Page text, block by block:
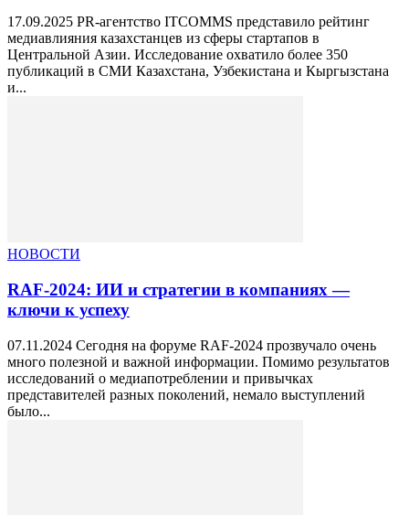
17.09.2025 PR-агентство ITCOMMS представило рейтинг
медиавлияния казахстанцев из сферы стартапов в
Центральной Азии. Исследование охватило более 350
публикаций в СМИ Казахстана, Узбекистана и Кыргызстана
и...
НОВОСТИ
RAF-2024: ИИ и стратегии в компаниях —
ключи к успеху
07.11.2024 Сегодня на форуме RAF-2024 прозвучало очень
много полезной и важной информации. Помимо результатов
исследований о медиапотреблении и привычках
представителей разных поколений, немало выступлений
было...